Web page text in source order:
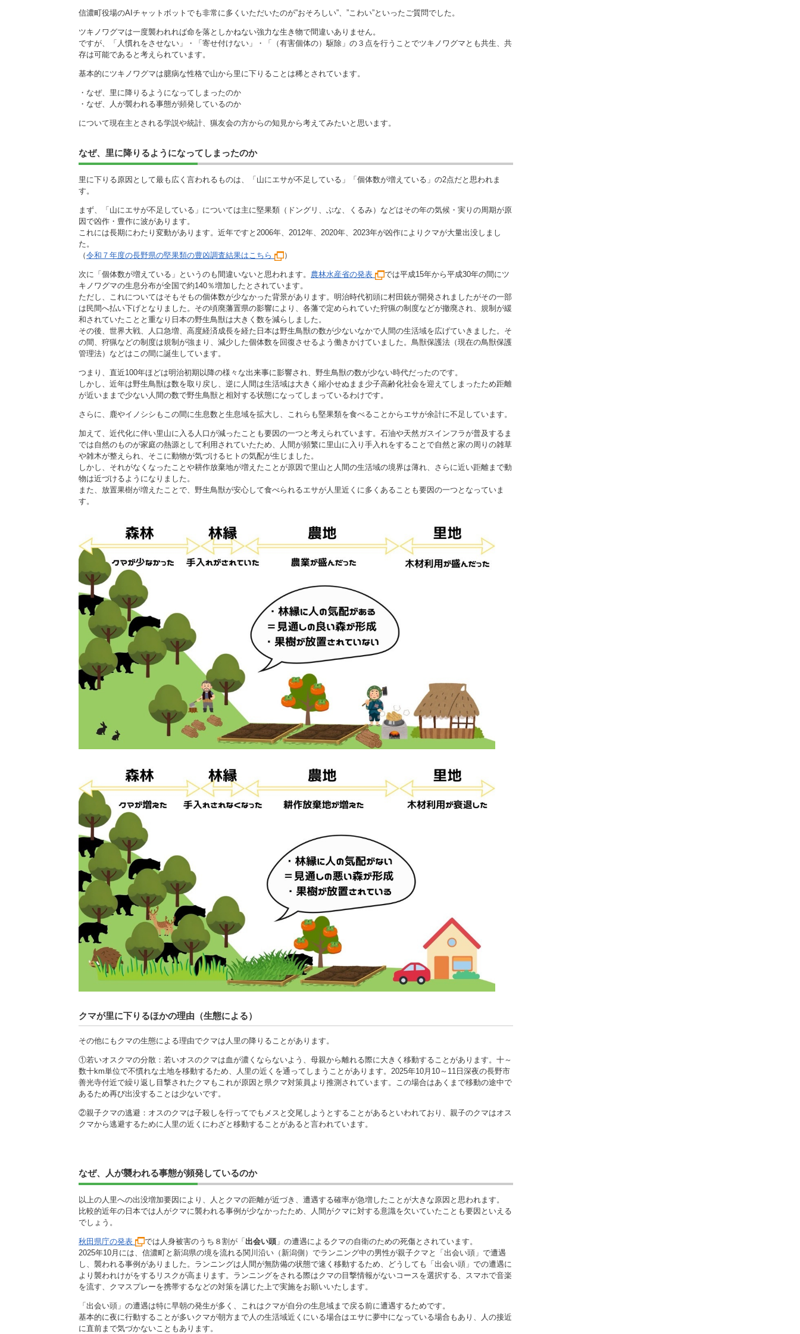
信濃町役場のAIチャットボットでも非常に多くいただいたのが”おそろしい”、”こわい”といったご質問でした。
ツキノワグマは一度襲われれば命を落としかねない強力な生き物で間違いありません。
ですが、「人慣れをさせない」・「寄せ付けない」・「（有害個体の）駆除」の３点を行うことでツキノワグマとも共生、共
存は可能であると考えられています。
基本的にツキノワグマは臆病な性格で山から里に下りることは稀とされています。
・なぜ、里に降りるようになってしまったのか
・なぜ、人が襲われる事態が頻発しているのか
について現在主とされる学説や統計、猟友会の方からの知見から考えてみたいと思います。
なぜ、里に降りるようになってしまったのか
里に下りる原因として最も広く言われるものは、「山にエサが不足している」「個体数が増えている」の2点だと思われま
す。
まず、「山にエサが不足している」については主に堅果類（ドングリ、ぶな、くるみ）などはその年の気候・実りの周期が原
因で凶作・豊作に波があります。
これには長期にわたり変動があります。近年ですと2006年、2012年、2020年、2023年が凶作によりクマが大量出没しまし
た。
（令和７年度の長野県の堅果類の豊凶調査結果はこちら ）
次に「個体数が増えている」というのも間違いないと思われます。 農林水産省の発表
では平成15年から平成30年の間にツ
キノワグマの生息分布が全国で約140％増加したとされています。
ただし、これについてはそもそもの個体数が少なかった背景があります。明治時代初頭に村田銃が開発されましたがその一部
は民間へ払い下げとなりました。その頃廃藩置県の影響により、各藩で定められていた狩猟の制度などが撤廃され、規制が緩
和されていたことと重なり日本の野生鳥獣は大きく数を減らしました。
その後、世界大戦、人口急増、高度経済成長を経た日本は野生鳥獣の数が少ないなかで人間の生活域を広げていきました。そ
の間、狩猟などの制度は規制が強まり、減少した個体数を回復させるよう働きかけていました。鳥獣保護法（現在の鳥獣保護
管理法）などはこの間に誕生しています。
つまり、直近100年ほどは明治初期以降の様々な出来事に影響され、野生鳥獣の数が少ない時代だったのです。
しかし、近年は野生鳥獣は数を取り戻し、逆に人間は生活域は大きく縮小せぬまま少子高齢化社会を迎えてしまったため距離
が近いままで少ない人間の数で野生鳥獣と相対する状態になってしまっているわけです。
さらに、鹿やイノシシもこの間に生息数と生息域を拡大し、これらも堅果類を食べることからエサが余計に不足しています。
加えて、近代化に伴い里山に入る人口が減ったことも要因の一つと考えられています。石油や天然ガスインフラが普及するま
では自然のものが家庭の熱源として利用されていたため、人間が頻繁に里山に入り手入れをすることで自然と家の周りの雑草
や雑木が整えられ、そこに動物が気づけるヒトの気配が生じました。
しかし、それがなくなったことや耕作放棄地が増えたことが原因で里山と人間の生活域の境界は薄れ、さらに近い距離まで動
物は近づけるようになりました。
また、放置果樹が増えたことで、野生鳥獣が安心して食べられるエサが人里近くに多くあることも要因の一つとなっていま
す。
クマが里に下りるほかの理由（生態による）
その他にもクマの生態による理由でクマは人里の降りることがあります。
①若いオスクマの分散：若いオスのクマは血が濃くならないよう、母親から離れる際に大きく移動することがあります。十～
数十km単位で不慣れな土地を移動するため、人里の近くを通ってしまうことがあります。2025年10月10～11日深夜の長野市
善光寺付近で繰り返し目撃されたクマもこれが原因と県クマ対策員より推測されています。この場合はあくまで移動の途中で
あるため再び出没することは少ないです。
②親子クマの逃避：オスのクマは子殺しを行ってでもメスと交尾しようとすることがあるといわれており、親子のクマはオス
クマから逃避するために人里の近くにわざと移動することがあると言われています。
なぜ、人が襲われる事態が頻発しているのか
以上の人里への出没増加要因により、人とクマの距離が近づき、遭遇する確率が急増したことが大きな原因と思われます。
比較的近年の日本では人がクマに襲われる事例が少なかったため、人間がクマに対する意識を欠いていたことも要因といえる
でしょう。
秋田県庁の発表 では人身被害のうち８割が「 出会い頭 」の遭遇によるクマの自衛のための死傷とされています。
2025年10月には、信濃町と新潟県の境を流れる関川沿い（新潟側）でランニング中の男性が親子クマと「出会い頭」で遭遇
し、襲われる事例がありました。ランニングは人間が無防備の状態で速く移動するため、どうしても「出会い頭」での遭遇に
より襲われけがをするリスクが高まります。ランニングをされる際はクマの目撃情報がないコースを選択する、スマホで音楽
を流す、クマスプレーを携帯するなどの対策を講じた上で実施をお願いいたします。
「出会い頭」の遭遇は特に早朝の発生が多く、これはクマが自分の生息域まで戻る前に遭遇するためです。
基本的に夜に行動することが多いクマが朝方まで人の生活域近くにいる場合はエサに夢中になっている場合もあり、人の接近
に直前まで気づかないこともあります。